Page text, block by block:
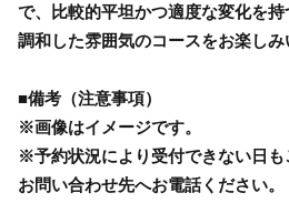
で、比較的平坦かつ適度な変化を
調和した雰囲気のコースをお楽しみ
■備考（注意事項）
※画像はイメージです。
※予約状況により受付できない日
お問い合わせ先へお電話ください